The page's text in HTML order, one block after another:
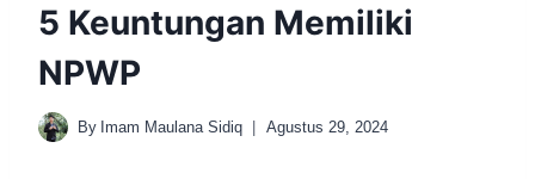
5 Keuntungan Memiliki
NPWP
By Imam Maulana Sidiq Agustus 29, 2024